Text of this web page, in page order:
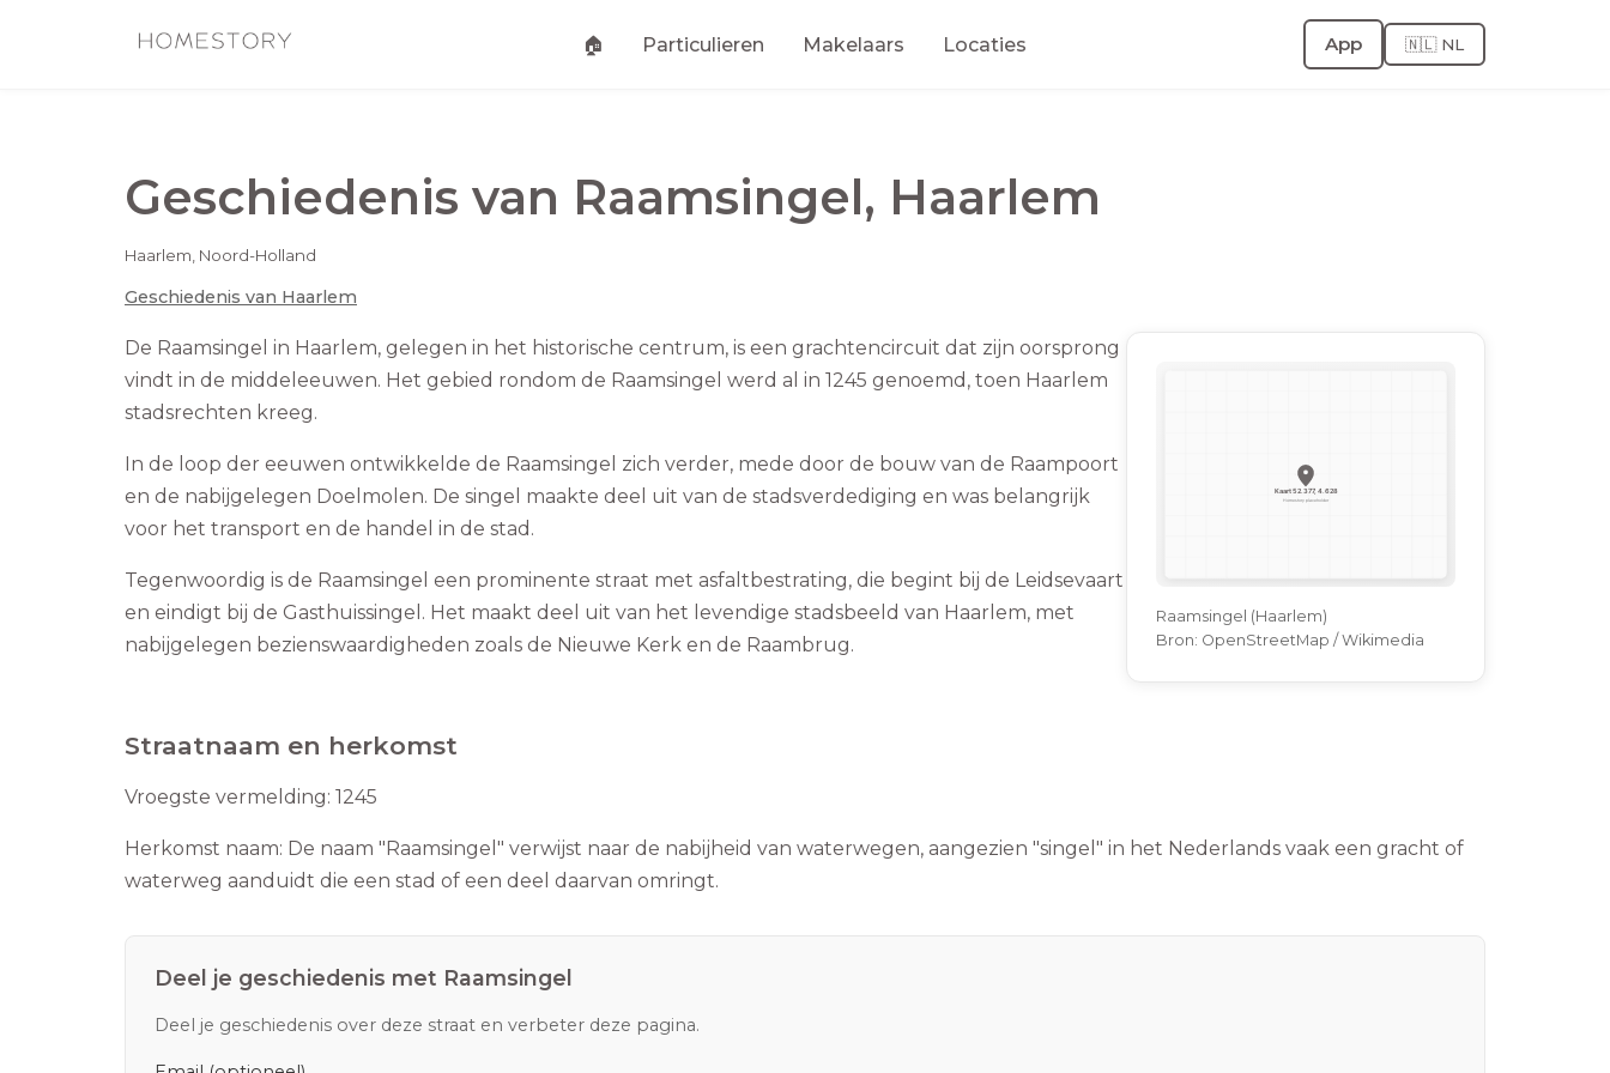
🏠 Particulieren Makelaars Locaties App 🇳🇱 NL
Geschiedenis van Raamsingel, Haarlem
Haarlem, Noord-Holland
Geschiedenis van Haarlem
De Raamsingel in Haarlem, gelegen in het historische centrum, is een grachtencircuit dat zijn oorsprong
vindt in de middeleeuwen. Het gebied rondom de Raamsingel werd al in 1245 genoemd, toen Haarlem
stadsrechten kreeg.
In de loop der eeuwen ontwikkelde de Raamsingel zich verder, mede door de bouw van de Raampoort
en de nabijgelegen Doelmolen. De singel maakte deel uit van de stadsverdediging en was belangrijk
voor het transport en de handel in de stad.
Tegenwoordig is de Raamsingel een prominente straat met asfaltbestrating, die begint bij de Leidsevaart
en eindigt bij de Gasthuissingel. Het maakt deel uit van het levendige stadsbeeld van Haarlem, met
nabijgelegen bezienswaardigheden zoals de Nieuwe Kerk en de Raambrug.
Raamsingel (Haarlem)
Bron: OpenStreetMap / Wikimedia
Straatnaam en herkomst
Vroegste vermelding: 1245
Herkomst naam: De naam "Raamsingel" verwijst naar de nabijheid van waterwegen, aangezien "singel" in het Nederlands vaak een gracht of
waterweg aanduidt die een stad of een deel daarvan omringt.
Deel je geschiedenis met Raamsingel
Deel je geschiedenis over deze straat en verbeter deze pagina.